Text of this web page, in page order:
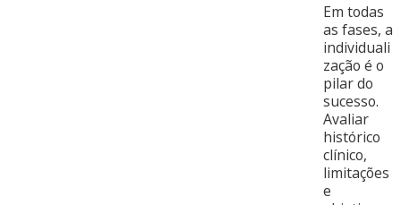
Em todas
as fases, a
individuali
zação é o
pilar do
sucesso.
Avaliar
histórico
clínico,
limitações
e